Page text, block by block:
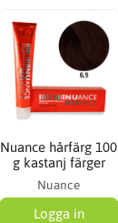
Nuance hårfärg 100
g kastanj färger
Nuance
Logga in